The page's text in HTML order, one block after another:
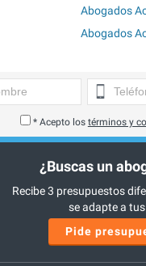
Abogados
Abogados
* Acepto los términos y
¿Buscas un
Recibe 3 presupuestos
se adapte a
Pide